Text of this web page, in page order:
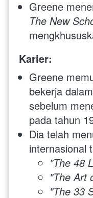
The New
Karier:
Greene
bekerja
sebelum
pada tahun
Dia telah
internasional
"The 48
"The Art
"The 33